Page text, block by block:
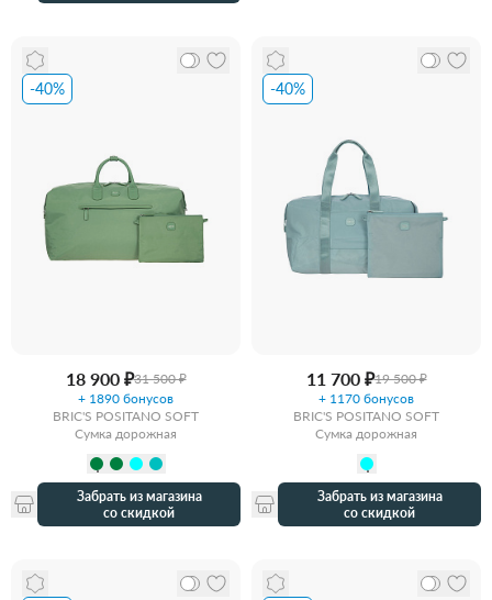
-40%
18 900 ₽31 500 ₽
+ 1890 бонусов
BRIC'S POSITANO SOFT
Сумка дорожная
Забрать из магазина
со скидкой
-40%
11 700 ₽19 500 ₽
+ 1170 бонусов
BRIC'S POSITANO SOFT
Сумка дорожная
Забрать из магазина
со скидкой